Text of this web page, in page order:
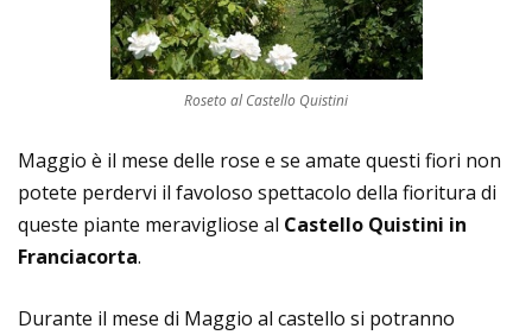
Roseto al Castello Quistini
Maggio è il mese delle rose e se amate questi fiori non
potete perdervi il favoloso spettacolo della fioritura di
queste piante meravigliose al Castello Quistini in
Franciacorta.
Durante il mese di Maggio al castello si potranno